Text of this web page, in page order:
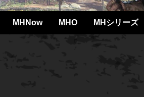
MHNow MHO MHシリーズ